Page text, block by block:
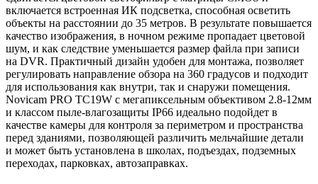
включается встроенная ИК подсветка, способная осветить
объекты на расстоянии до 35 метров. В результате повышается
качество изображения, в ночном режиме пропадает цветовой
шум, и как следствие уменьшается размер файла при записи
на DVR. Практичный дизайн удобен для монтажа, позволяет
регулировать направление обзора на 360 градусов и подходит
для использования как внутри, так и снаружи помещения.
Novicam PRO TC19W с мегапиксельным объективом 2.8-12мм
и классом пыле-влагозащиты IP66 идеально подойдет в
качестве камеры для контроля за периметром и пространства
перед зданиями, позволяющей различить мельчайшие детали
и может быть установлена в школах, подъездах, подземных
переходах, парковках, автозаправках.